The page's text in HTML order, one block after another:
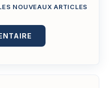
NOUVEAUX ARTICLES